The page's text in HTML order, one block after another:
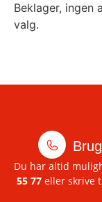
Beklager, ingen
valg.
Du har altid
55 77 eller skrive